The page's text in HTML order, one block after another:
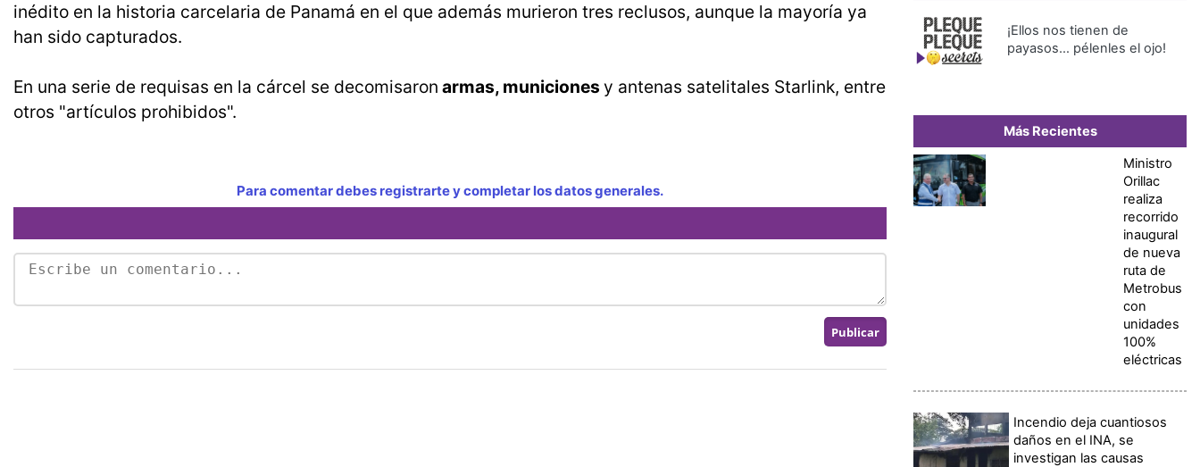
inédito en la historia carcelaria de Panamá en el que además murieron tres reclusos, aunque la mayoría ya
han sido capturados.
En una serie de requisas en la cárcel se decomisaron armas, municiones y antenas satelitales Starlink, entre
otros "artículos prohibidos".
Para comentar debes registrarte y completar los datos generales.
¡Ellos nos tienen de
payasos… pélenles el ojo!
Más Recientes
Ministro
Orillac
realiza
recorrido
inaugural
de nueva
ruta de
Metrobus
con
unidades
100%
eléctricas
Incendio deja cuantiosos
daños en el INA, se
investigan las causas